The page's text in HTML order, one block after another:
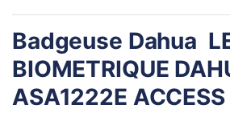
Badgeuse Dahua
BIOMETRIQUE
ASA1222E ACCESS